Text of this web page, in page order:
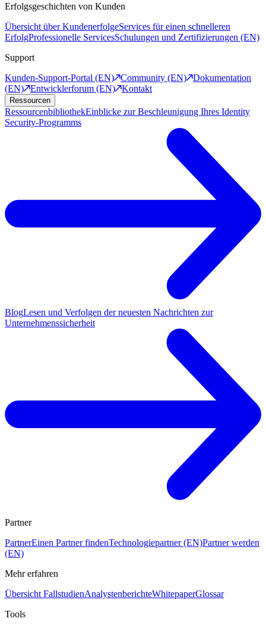
Erfolgsgeschichten von Kunden
Übersicht über KundenerfolgeServices für einen schnelleren
ErfolgProfessionelle ServicesSchulungen und Zertifizierungen (EN)
Support
Kunden-Support-Portal (EN)
Community (EN)
Dokumentation
(EN)
Entwicklerforum (EN) Kontakt
Ressourcen
RessourcenbibliothekEinblicke zur Beschleunigung Ihres Identity
Security-Programms
BlogLesen und Verfolgen der neuesten Nachrichten zur
Unternehmenssicherheit
Partner
PartnerEinen Partner findenTechnologiepartner (EN)Partner werden
(EN)
Mehr erfahren
Übersicht FallstudienAnalystenberichteWhitepaperGlossar
Tools